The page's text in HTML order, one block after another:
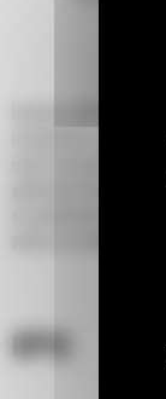
Uchwyty Cat® do wideł
transportem i
można stosować do
gabarytach lub
przemysłowych, do
OPIS